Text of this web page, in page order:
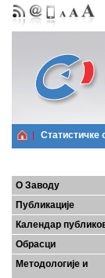
Статистичке
О Заводу
Публикације
Календар
Обрасци
Методологије и